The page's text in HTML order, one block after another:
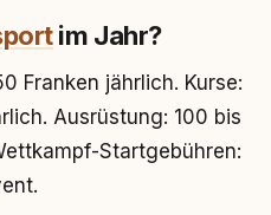
im Jahr?
Franken jährlich. Kurse:
Ausrüstung: 100 bis
Startgebühren: